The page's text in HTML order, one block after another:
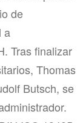
de
a
Tras finalizar
Thomas
Butsch, se